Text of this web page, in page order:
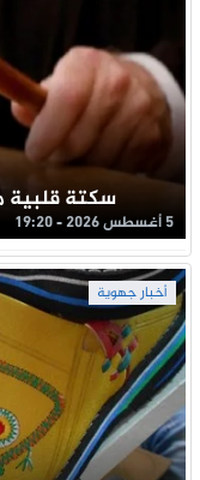
سكتة
5 أغسطس 2026 - 19:20
أخبار جهوية